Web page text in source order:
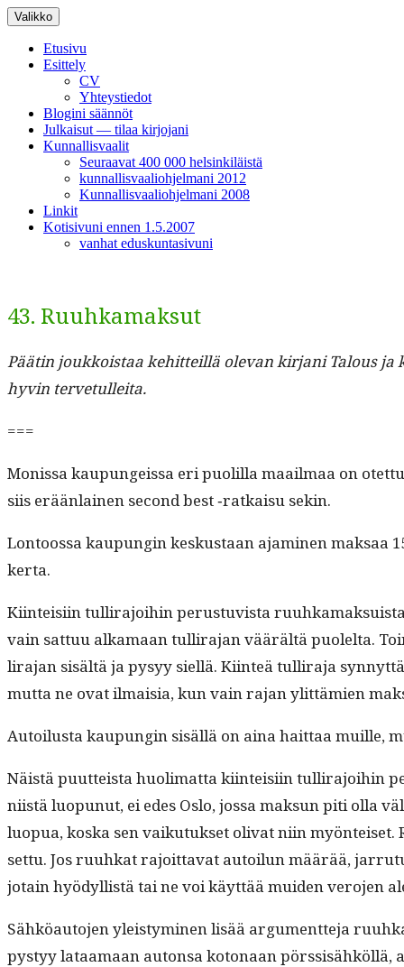
Siirry
sisältöön
Valikko
Etusivu
Esittely
CV
Yhteystiedot
Blogini säännöt
Julkaisut — tilaa kirjojani
Kunnallisvaalit
Seuraavat 400 000 helsinkiläistä
kunnallisvaaliohjelmani 2012
Kunnallisvaaliohjelmani 2008
Linkit
Kotisivuni ennen 1.5.2007
vanhat eduskuntasivuni
43. Ruuhkamaksut
Päätin joukkois­taa kehit­teil­lä ole­van kir­jani Talous
hyvin tervetulleita.
===
Monis­sa kaupungeis­sa eri puo­lil­la maail­maa on
siis erään­lainen sec­ond best ‑ratkaisu sekin.
Lon­toos­sa kaupun­gin keskus­taan ajami­nen mak­saa
kerta.
Kiin­teisi­in tul­li­ra­joi­hin perus­tu­vista
vain sat­tuu alka­maan tul­li­ra­jan väärältä puolelta.
li­ra­jan sisältä ja pysyy siel­lä. Kiin­teä tul­li­ra­ja
mut­ta ne ovat ilmaisia, kun vain rajan ylit­tämien
Autoilus­ta kaupun­gin sisäl­lä on aina hait­taa muille,
Näistä puut­teista huoli­mat­ta kiin­teisi­in tul­li­ra­joi­hin
niistä luop­unut, ei edes Oslo, jos­sa mak­sun piti olla
luop­ua, kos­ka sen vaiku­tuk­set oli­vat niin
set­tu. Jos ruuhkat rajoit­ta­vat autoilun määrää,
jotain hyödyl­listä tai ne voi käyt­tää muiden vero­jen
Sähköau­to­jen yleistymi­nen lisää argu­ment­te­ja
pystyy lataa­maan auton­sa koton­aan